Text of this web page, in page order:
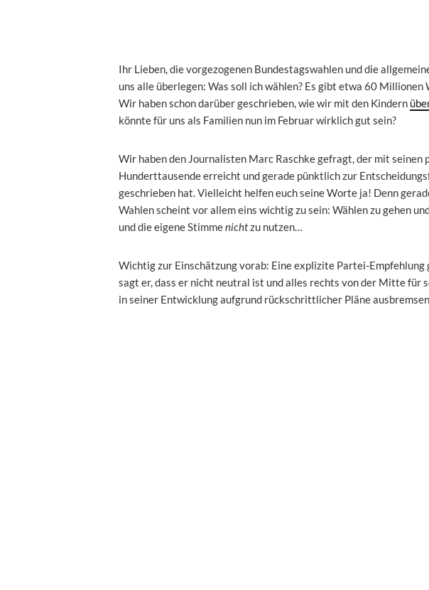
Ihr Lieben, die vorgezogenen Bundestagswahlen und die
uns alle überlegen: Was soll ich wählen? Es gibt etwa 60
Wir haben schon darüber geschrieben, wie wir mit den Kindern
könnte für uns als Familien nun im Februar wirklich gut sein?
Wir haben den Journalisten Marc Raschke gefragt, der mit seinen
Hunderttausende erreicht und gerade pünktlich zur
geschrieben hat. Vielleicht helfen euch seine Worte ja! Denn
Wahlen scheint vor allem eins wichtig zu sein: Wählen zu gehen
und die eigene Stimmenichtzu nutzen…
Wichtig zur Einschätzung vorab: Eine explizite Partei-Empfehlung
sagt er, dass er nicht neutral ist und alles rechts von der Mitte für
in seiner Entwicklung aufgrund rückschrittlicher Pläne